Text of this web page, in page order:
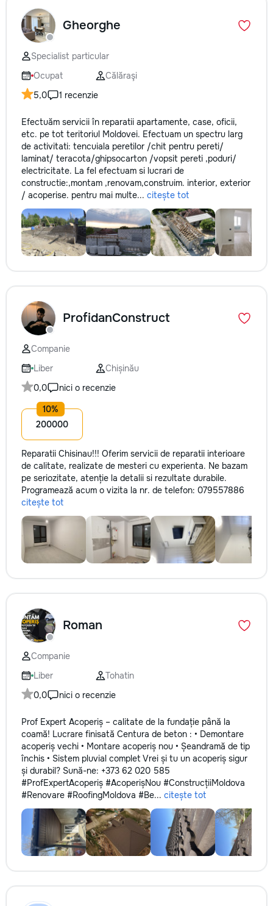
Gheorghe
Specialist particular
Ocupat
Călăraşi
5,0
1 recenzie
Efectuăm servicii în reparatii apartamente, case, oficii,
etc. pe tot teritoriul Moldovei. Efectuam un spectru larg
de activitati: tencuiala peretilor /chit pentru pereti/
laminat/ teracota/ghipsocarton /vopsit pereti ,poduri/
electricitate. La fel efectuam si lucrari de
constructie:,montam ,renovam,construim. interior, exterior
/ acoperise. pentru mai multe... citește tot
ProfidanConstruct
Companie
Liber
Chișinău
0,0
nici o recenzie
200000
Reparatii Chisinau!!! Oferim servicii de reparatii interioare
de calitate, realizate de mesteri cu experienta. Ne bazam
pe seriozitate, atenție la detalii si rezultate durabile.
Programează acum o vizita la nr. de telefon: 079557886
citește tot
Roman
Companie
Liber
Tohatin
0,0
nici o recenzie
Prof Expert Acoperiș – calitate de la fundație până la
coamă! Lucrare finisată Centura de beton : • Demontare
acoperiș vechi • Montare acoperiș nou • Șeandramă de tip
închis • Sistem pluvial complet Vrei și tu un acoperiș sigur
și durabil? Sună-ne: +373 62 020 585
#ProfExpertAcoperiș #AcoperișNou #ConstrucțiiMoldova
#Renovare #RoofingMoldova #Be... citește tot